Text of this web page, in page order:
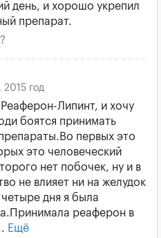
день, и хорошо укрепил
препарат.
год
Липинт, и хочу
боятся принимать
первых это
это человеческий
нет побочек, ну и в
не влияет ни на желудок
дня я была
реаферон в
Ещё